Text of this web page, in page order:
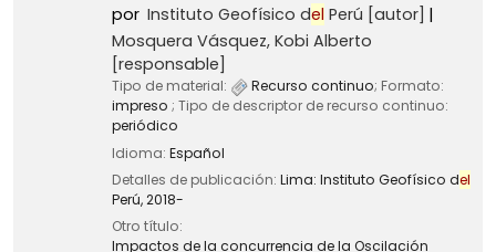
por Instituto Geofísico del Perú [autor]
Mosquera Vásquez, Kobi Alberto
[responsable]
Tipo de material: Recurso continuo; Formato:
impreso ; Tipo de descriptor de recurso continuo:
periódico
Idioma: Español
Detalles de publicación: Lima: Instituto Geofísico del
Perú,2018-
Otro título:
Impactos de la concurrencia de la Oscilación